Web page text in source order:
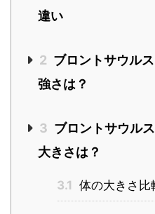
違い
2 ブロントサウル
強さは？
3 ブロントサウル
大きさは？
3.1 体の大きさ比